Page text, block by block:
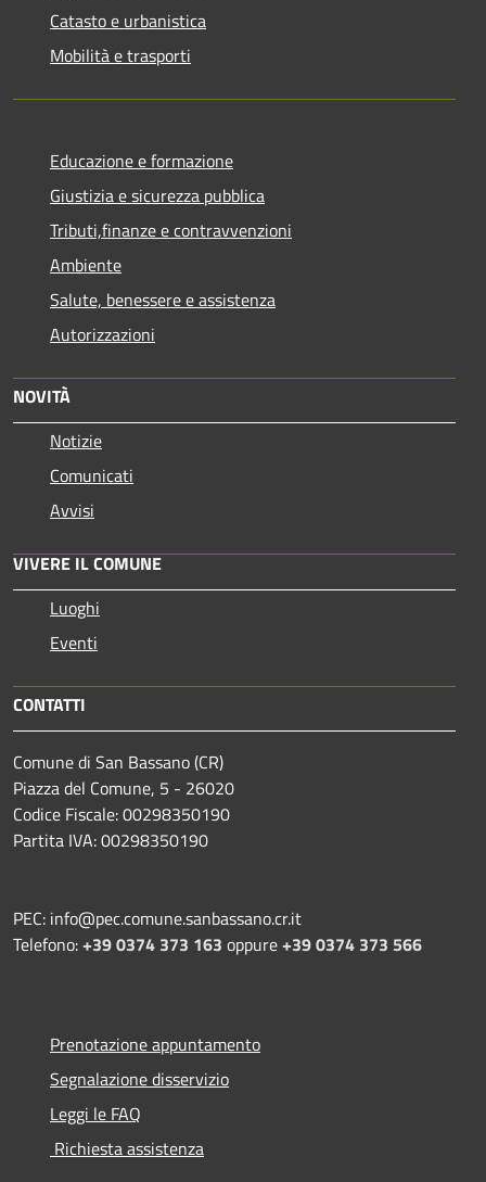
Catasto e urbanistica
Mobilità e trasporti
Educazione e formazione
Giustizia e sicurezza pubblica
Tributi,finanze e contravvenzioni
Ambiente
Salute, benessere e assistenza
Autorizzazioni
NOVITÀ
Notizie
Comunicati
Avvisi
VIVERE IL COMUNE
Luoghi
Eventi
CONTATTI
Comune di San Bassano (CR)
Piazza del Comune, 5 - 26020
Codice Fiscale: 00298350190
Partita IVA: 00298350190
PEC: info@pec.comune.sanbassano.cr.it
Telefono:+39 0374 373 163 oppure+39 0374 373 566
Prenotazione appuntamento
Segnalazione disservizio
Leggi le FAQ
Richiesta assistenza